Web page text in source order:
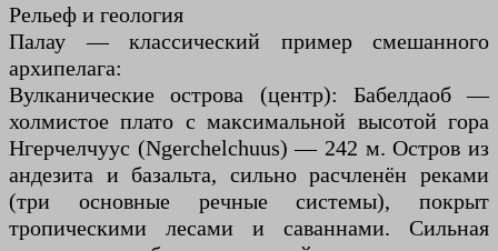
Рельеф и геология
Палау — классический пример смешанного
архипелага:
Вулканические острова (центр): Бабелдаоб —
холмистое плато с максимальной высотой гора
Нгерчелчуус (Ngerchelchuus) — 242 м. Остров из
андезита и базальта, сильно расчленён реками
(три основные речные системы), покрыт
тропическими лесами и саваннами. Сильная